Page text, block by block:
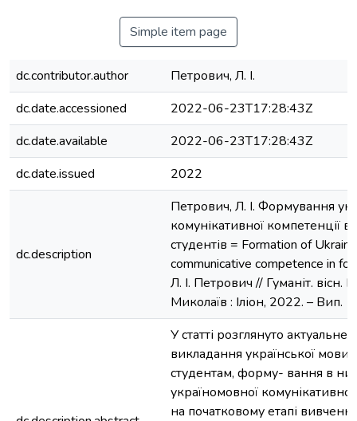
Simple item page
dc.contributor.author
Петрович, Л. І.
dc.date.accessioned
2022-06-23T17:28:43Z
dc.date.available
2022-06-23T17:28:43Z
dc.date.issued
2022
dc.description
Петрович, Л. І. Формування
комунікативної компетенції
студентів = Formation of
communicative competence in
Л. І. Петрович // Гуманіт. вісн.
Миколаїв : Іліон, 2022. – Вип.
У статті розглянуто актуальне
викладання української мови
студентам, форму- вання в
україномовної
на початковому етапі